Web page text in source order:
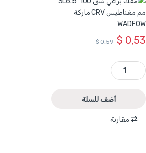
$ 0,53
$0,59
WSD1264 - مفك براغي شق SL6.5*100 مم مغناطيس CRV ماركة WADFOW quantity
أضف للسلة
مقارنة